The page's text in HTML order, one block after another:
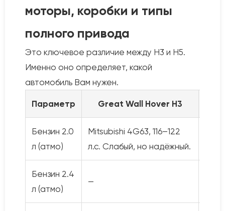
моторы, коробки и типы
полного привода
Это ключевое различие между H3 и H5.
Именно оно определяет, какой
автомобиль Вам нужен.
Параметр Great Wall Hover H3
Бензин 2.0
л (атмо)
Mitsubishi 4G63, 116–122
л.с. Слабый, но надёжный.
Бензин 2.4
л (атмо)
—